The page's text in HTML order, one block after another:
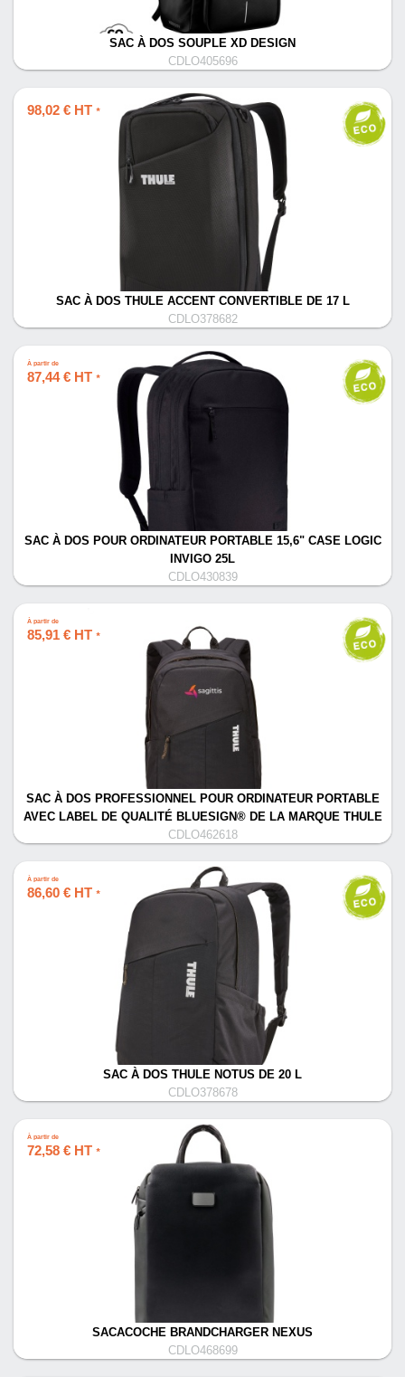
SAC À DOS SOUPLE XD DESIGN
CDLO405696
98,02 € HT *
SAC À DOS THULE ACCENT CONVERTIBLE DE 17 L
CDLO378682
À partir de
87,44 € HT *
SAC À DOS POUR ORDINATEUR PORTABLE 15,6" CASE LOGIC
INVIGO 25L
CDLO430839
À partir de
85,91 € HT *
SAC À DOS PROFESSIONNEL POUR ORDINATEUR PORTABLE
AVEC LABEL DE QUALITÉ BLUESIGN® DE LA MARQUE THULE
CDLO462618
À partir de
86,60 € HT *
SAC À DOS THULE NOTUS DE 20 L
CDLO378678
À partir de
72,58 € HT *
SACACOCHE BRANDCHARGER NEXUS
CDLO468699